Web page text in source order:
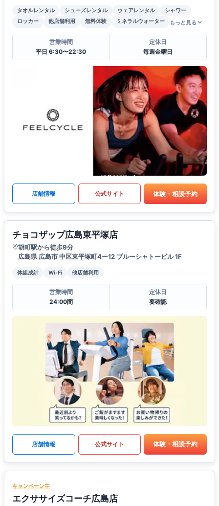
タオルレンタル シューズレンタル ウェアレンタル
シャワー
ロッカー
他店舗利用 無料体験 ミネラルウォーター もっと見る
営業時間
平日 6:30〜22:30
定休日
毎週金曜日
店舗情報 公式サイト 体験・相談予約
チョコザップ広島東平塚店
胡町駅から徒歩9分
広島県 広島市 中区東平塚町4ー12 ブルーシャトービル 1F
体組成計 Wi-Fi 他店舗利用
営業時間
24:00間
定休日
要確認
店舗情報 公式サイト 体験・相談予約
キャンペーン中
エクササイズコーチ広島店